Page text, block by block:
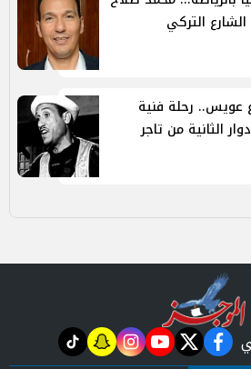
التركي
عويس.. رحلة فنية
الثانية من تاجر
facebook
twitter
youtube
instagram
snapchat
tiktok